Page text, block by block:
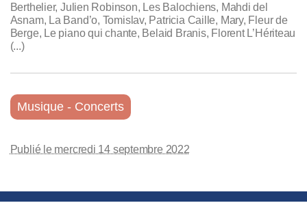
Berthelier, Julien Robinson, Les Balochiens, Mahdi del
Asnam, La Band’o, Tomislav, Patricia Caille, Mary, Fleur de
Berge, Le piano qui chante, Belaid Branis, Florent L’Hériteau
(...)
Musique - Concerts
Publié le mercredi 14 septembre 2022